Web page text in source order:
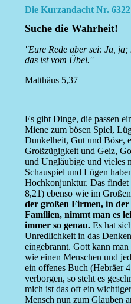
Die Kurzandacht Nr. 6322
Suche die Wahrheit!
''Eure Rede aber sei: Ja,
das ist vom Übel.''
Matthäus 5,37
Es gibt Dinge, die passen
Miene zum bösen Spiel,
Dunkelheit, Gut und Böse,
Großzügigkeit und Geiz,
und Ungläubige und vieles
Schauspiel und Lügen
Hochkonjunktur. Das
8,21) ebenso wie im
der großen Firmen, in
Familien, nimmt man es
immer so genau.Es hat
Unredlichkeit in das
eingebrannt. Gott kann
wie einen Menschen und
ein offenes Buch (Hebräer
verborgen, so steht es
mich ist das oft ein
Mensch nun zum Glauben